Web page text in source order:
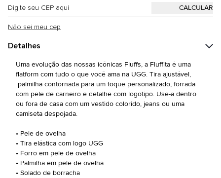
Não sei meu cep
Detalhes
Uma evolução das nossas icônicas Fluffs, a Fluffita é uma
flatform com tudo o que você ama na UGG. Tira ajustável,
palmilha contornada para um toque personalizado, forrada
com pele de carneiro e detalhe com logotipo. Use-a dentro
ou fora de casa com um vestido colorido, jeans ou uma
camiseta despojada.
• Pele de ovelha
• Tira elástica com logo UGG
• Forro em pele de ovelha
• Palmilha em pele de ovelha
• Solado de borracha